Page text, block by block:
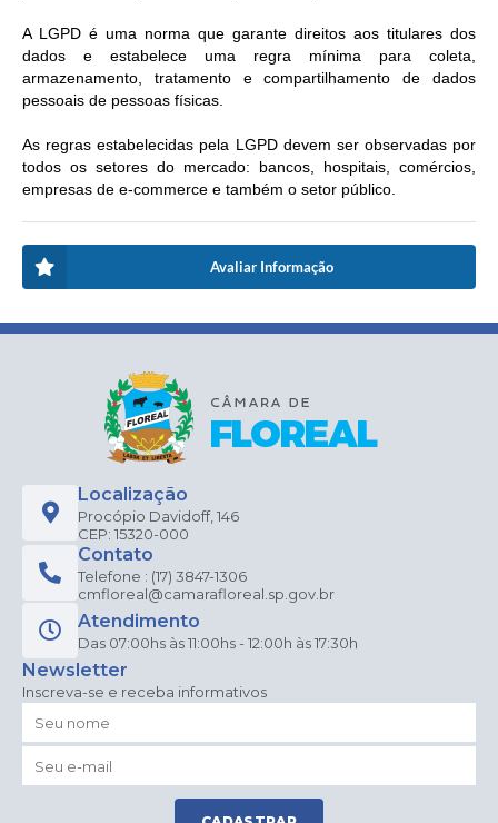
A LGPD é uma norma que garante direitos aos titulares dos
dados e estabelece uma regra mínima para coleta,
armazenamento, tratamento e compartilhamento de dados
pessoais de pessoas físicas.
As regras estabelecidas pela LGPD devem ser observadas por
todos os setores do mercado: bancos, hospitais, comércios,
empresas de e-commerce e também o setor público.
Avaliar Informação
Localização
Procópio Davidoff, 146
CEP: 15320-000
Contato
Telefone : (17) 3847-1306
cmfloreal@camarafloreal.sp.gov.br
Atendimento
Das 07:00hs às 11:00hs - 12:00h às 17:30h
Newsletter
Inscreva-se e receba informativos